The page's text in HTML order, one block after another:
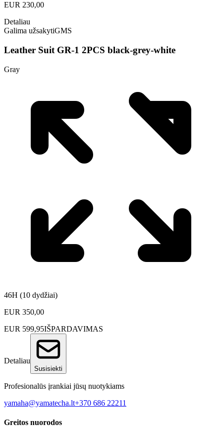
EUR 230,00
Detaliau
Galima užsakytiGMS
Leather Suit GR-1 2PCS black-grey-white
Gray
46H (10 dydžiai)
EUR 350,00
EUR 599,95IŠPARDAVIMAS
Detaliau
Susisiekti
Profesionalūs įrankiai jūsų nuotykiams
yamaha@yamatecha.lt+370 686 22211
Greitos nuorodos